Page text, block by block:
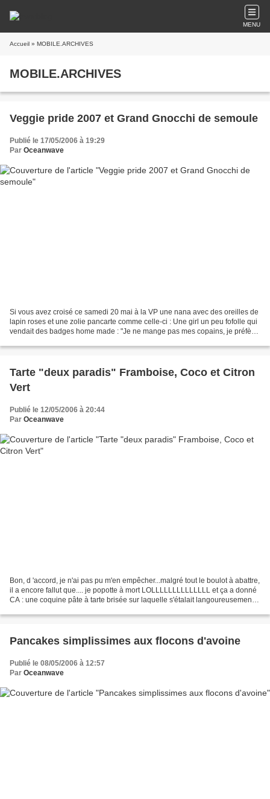
MENU
Accueil » MOBILE.ARCHIVES
MOBILE.ARCHIVES
Veggie pride 2007 et Grand Gnocchi de semoule
Publié le 17/05/2006 à 19:29
Par Oceanwave
Si vous avez croisé ce samedi 20 mai à la VP une nana avec des oreilles de
lapin roses et une zolie pancarte comme celle-ci : Une girl un peu fofolle qui
vendait des badges home made : "Je ne mange pas mes copains, je préfère
Tarte "deux paradis" Framboise, Coco et Citron
Vert
Publié le 12/05/2006 à 20:44
Par Oceanwave
Bon, d 'accord, je n'ai pas pu m'en empêcher...malgré tout le boulot à abattre,
il a encore fallut que.... je popotte à mort LOLLLLLLLLLLLLLL et ça a donné
CA : une coquine pâte à tarte brisée sur laquelle s'étalait langoureusement
Pancakes simplissimes aux flocons d'avoine
Publié le 08/05/2006 à 12:57
Par Oceanwave